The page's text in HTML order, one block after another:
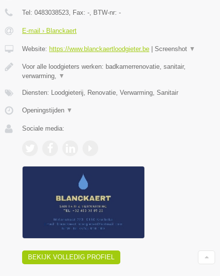
Tel: 0483038523 , Fax: - , BTW-nr: -
E-mail › Blanckaert
Website: https://www.blanckaertloodgieter.be Screenshot ▼
Voor alle loodgieters werken: badkamerrenovatie, sanitair,
verwarming,
▼
Diensten: Loodgieterij, Renovatie, Verwarming, Sanitair
Openingstijden ▼
Sociale media:
BEKIJK VOLLEDIG PROFIEL